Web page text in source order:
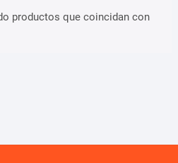
productos que coincidan con